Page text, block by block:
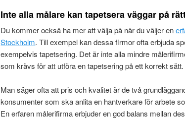
Inte alla målare kan tapetsera väggar på
Du kommer också ha mer att välja på när du väljer en
Stockholm. Till exempel kan dessa firmor ofta erbjuda
exempelvis tapetsering. Det är inte alla mindre
som krävs för att utföra en tapetsering på ett korrekt sätt.
Man säger ofta att pris och kvalitet är de två
konsumenter som ska anlita en hantverkare för arbete
En erfaren målerifirma erbjuder en god balans mellan